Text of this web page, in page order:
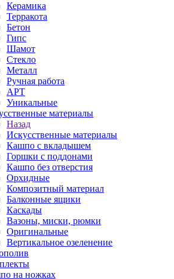
Керамика
Терракота
Бетон
Гипс
Шамот
Стекло
Металл
Ручная работа
АРТ
Уникальные
материалы
Назад
Искусственные материалы
Кашпо с вкладышем
Горшки с поддонами
Кашпо без отверстия
Орхидные
Композитный материал
Балконные ящики
Каскады
Вазоны, миски, рюмки
Оригинальные
Вертикальное озеленение
на ножках